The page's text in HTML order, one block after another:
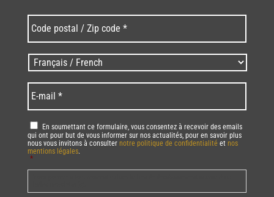
postal
/
Zip
code
* *
Langues
/
Language *
mail *
RGPD *
En soumettant ce formulaire, vous consentez à recevoir des emails
qui ont pour but de vous informer sur nos actualités, pour en savoir plus
nous vous invitons à consulter notre politique de confidentialité et nos
mentions légales.
*